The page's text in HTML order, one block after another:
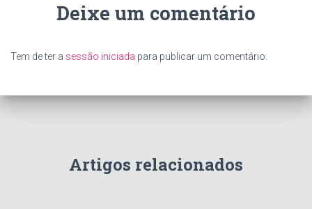
Deixe um comentário
Tem de ter a sessão iniciada para publicar um comentário.
Artigos relacionados